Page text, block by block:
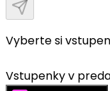
Vyberte si
Vstupenky v